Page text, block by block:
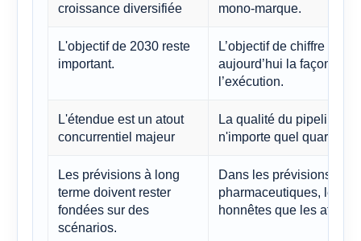
croissance diversifiée
mono-marque.
L'objectif de 2030 reste
important.
L’objectif de chiffre
aujourd’hui la façon
l’exécution.
L'étendue est un atout
concurrentiel majeur
La qualité du pipeline
n'importe quel quart du
Les prévisions à long
terme doivent rester
fondées sur des
scénarios.
Dans les prévisions
pharmaceutiques, les
honnêtes que les